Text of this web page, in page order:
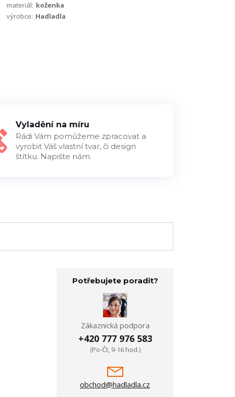
materiál: koženka
výrobce: Hadladla
Vyladění na míru
Rádi Vám pomůžeme zpracovat a
vyrobit Váš vlastní tvar, či design
štítku. Napište nám.
Potřebujete poradit?
Zákaznická podpora
+420 777 976 583
(Po-Čt, 9-16 hod.)
obchod@hadladla.cz